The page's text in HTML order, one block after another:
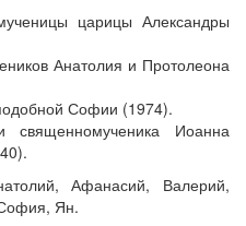
царицы Александры
Анатолия и Протолеона
Софии (1974).
Иоанна
Афанасий, Валерий,
Ян.